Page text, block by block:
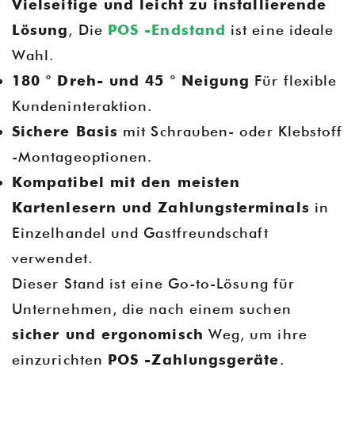
Vielseitige und leicht zu installierende
Lösung, Die POS -Endstand ist eine ideale
Wahl.
180 ° Dreh- und 45 ° Neigung Für flexible
Kundeninteraktion.
Sichere Basis mit Schrauben- oder Klebstoff
-Montageoptionen.
Kompatibel mit den meisten
Kartenlesern und Zahlungsterminals in
Einzelhandel und Gastfreundschaft
verwendet.
Dieser Stand ist eine Go-to-Lösung für
Unternehmen, die nach einem suchen
sicher und ergonomisch Weg, um ihre
einzurichten POS -Zahlungsgeräte.